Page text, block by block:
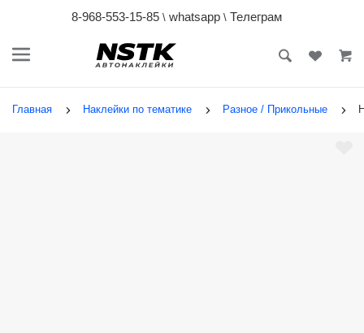
8-968-553-15-85 \ whatsapp\ Телеграм
Главная Наклейки по тематике Разное / Прикольные